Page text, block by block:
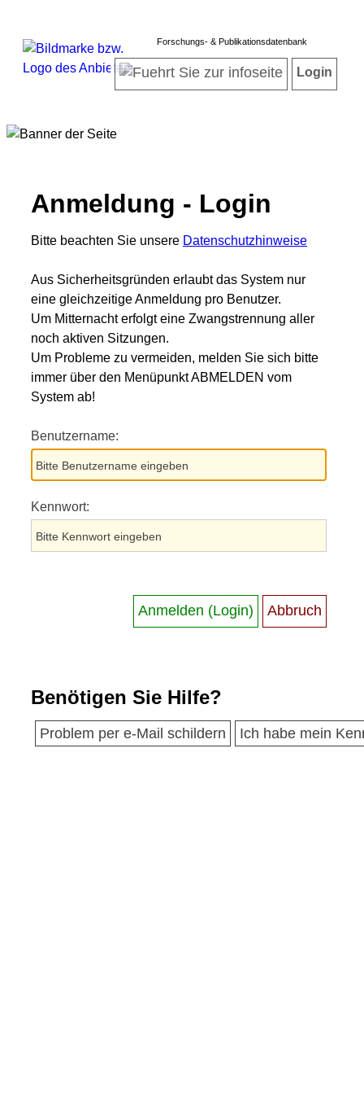
Forschungs- & Publikationsdatenbank
Login
Anmeldung - Login
Bitte beachten Sie unsere Datenschutzhinweise
Aus Sicherheitsgründen erlaubt das System nur
eine gleichzeitige Anmeldung pro Benutzer.
Um Mitternacht erfolgt eine Zwangstrennung aller
noch aktiven Sitzungen.
Um Probleme zu vermeiden, melden Sie sich bitte
immer über den Menüpunkt ABMELDEN vom
System ab!
Benutzername:
Kennwort:
Benötigen Sie Hilfe?
Problem per e-Mail schildern Ich habe mein